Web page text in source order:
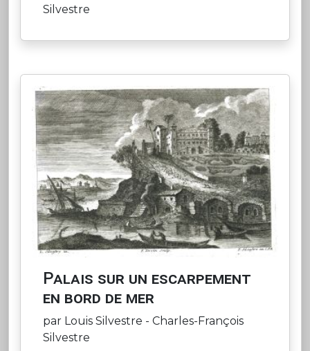
Silvestre
Palais sur un escarpement
en bord de mer
par Louis Silvestre - Charles-François
Silvestre